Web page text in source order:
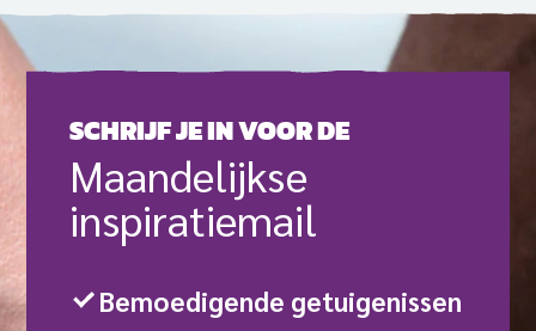
SCHRIJF JE IN VOOR DE
Maande­lijkse
inspiratie­mail
Bemoedigende getuigenissen